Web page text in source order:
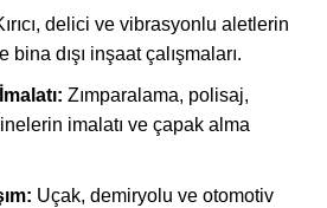
delici ve vibrasyonlu aletlerin
bina dışı inşaat çalışmaları.
Zımparalama, polisaj,
imalatı ve çapak alma
Uçak, demiryolu ve otomotiv